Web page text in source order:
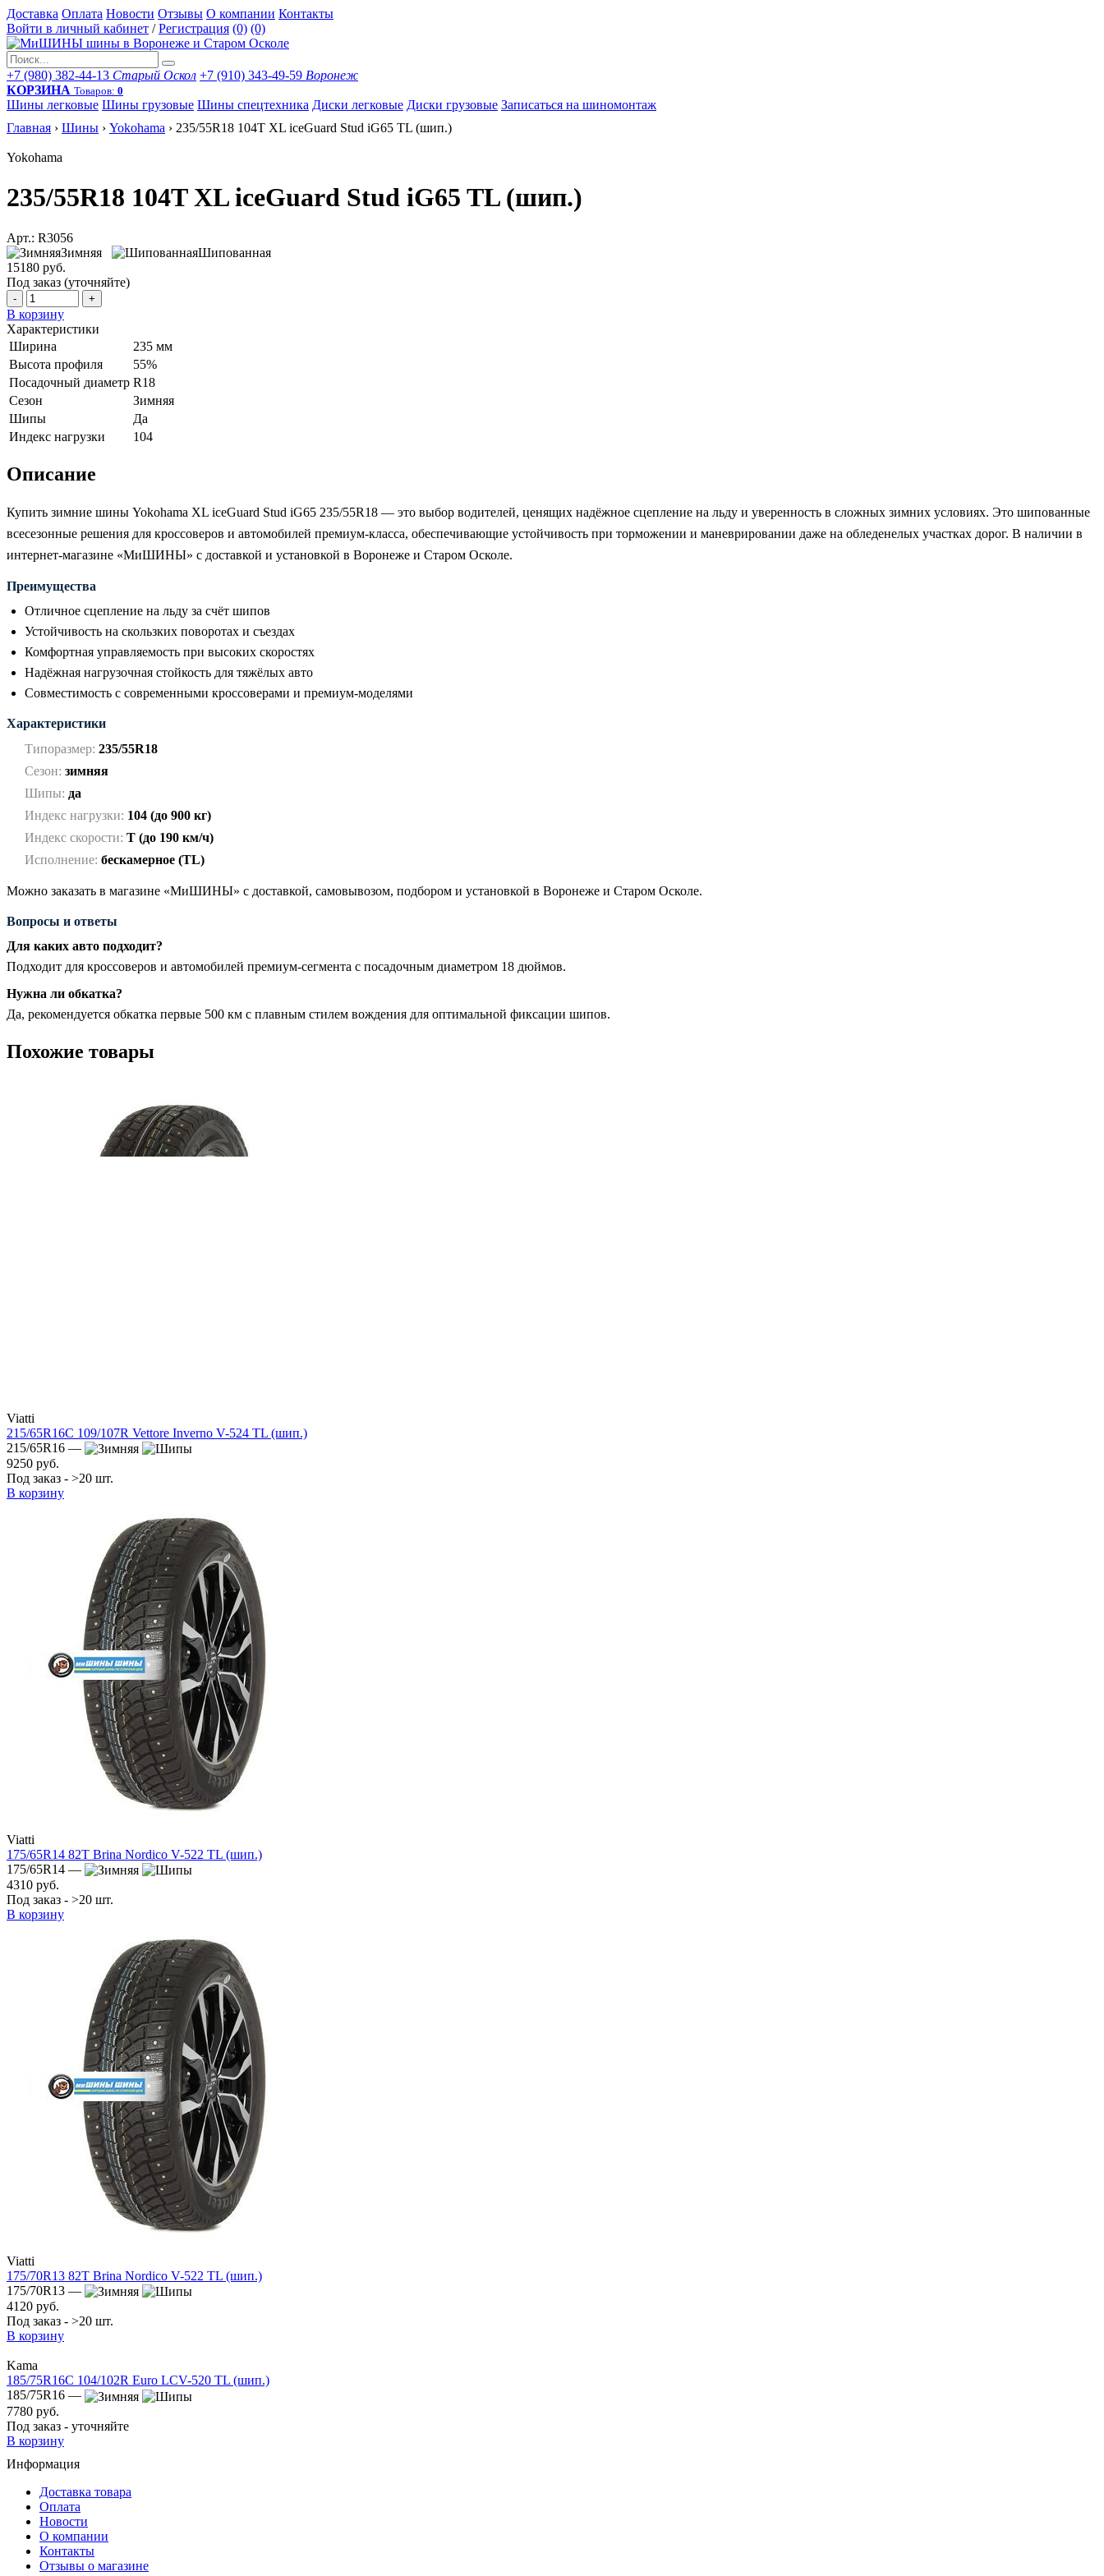
Доставка Оплата Новости Отзывы О компании Контакты
Войти в личный кабинет / Регистрация (0) (0)
+7 (980) 382-44-13 Старый Оскол +7 (910) 343-49-59 Воронеж
КОРЗИНА Товаров: 0
Шины легковые Шины грузовые Шины спецтехника Диски легковые Диски грузовые Записаться на шиномонтаж
Главная › Шины › Yokohama › 235/55R18 104T XL iceGuard Stud iG65 TL (шип.)
Yokohama
235/55R18 104T XL iceGuard Stud iG65 TL (шип.)
Арт.: R3056
Зимняя
Шипованная
15180 руб.
Под заказ (уточняйте)
- +
В корзину
Характеристики
Ширина
235 мм
Высота профиля
55%
Посадочный диаметр R18
Сезон
Зимняя
Шипы
Да
Индекс нагрузки
104
Описание
Купить зимние шины Yokohama XL iceGuard Stud iG65 235/55R18 — это выбор водителей, ценящих надёжное сцепление на льду и уверенность в сложных зимних условиях. Это шипованные
всесезонные решения для кроссоверов и автомобилей премиум-класса, обеспечивающие устойчивость при торможении и маневрировании даже на обледенелых участках дорог. В наличии в
интернет-магазине «МиШИНЫ» с доставкой и установкой в Воронеже и Старом Осколе.
Преимущества
Отличное сцепление на льду за счёт шипов
Устойчивость на скользких поворотах и съездах
Комфортная управляемость при высоких скоростях
Надёжная нагрузочная стойкость для тяжёлых авто
Совместимость с современными кроссоверами и премиум-моделями
Характеристики
Типоразмер: 235/55R18
Сезон: зимняя
Шипы: да
Индекс нагрузки: 104 (до 900 кг)
Индекс скорости: T (до 190 км/ч)
Исполнение: бескамерное (TL)
Можно заказать в магазине «МиШИНЫ» с доставкой, самовывозом, подбором и установкой в Воронеже и Старом Осколе.
Вопросы и ответы
Для каких авто подходит?
Подходит для кроссоверов и автомобилей премиум-сегмента с посадочным диаметром 18 дюймов.
Нужна ли обкатка?
Да, рекомендуется обкатка первые 500 км с плавным стилем вождения для оптимальной фиксации шипов.
Похожие товары
Viatti
215/65R16C 109/107R Vettore Inverno V-524 TL (шип.)
215/65R16 —
9250 руб.
Под заказ - >20 шт.
В корзину
Viatti
175/65R14 82T Brina Nordico V-522 TL (шип.)
175/65R14 —
4310 руб.
Под заказ - >20 шт.
В корзину
Viatti
175/70R13 82T Brina Nordico V-522 TL (шип.)
175/70R13 —
4120 руб.
Под заказ - >20 шт.
В корзину
Kama
185/75R16C 104/102R Euro LCV-520 TL (шип.)
185/75R16 —
7780 руб.
Под заказ - уточняйте
В корзину
Информация
Доставка товара
Оплата
Новости
О компании
Контакты
Отзывы о магазине